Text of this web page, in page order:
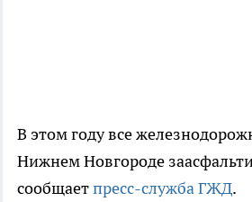
В этом году все
Нижнем Новгороде
сообщаетпресс-служба ГЖД.